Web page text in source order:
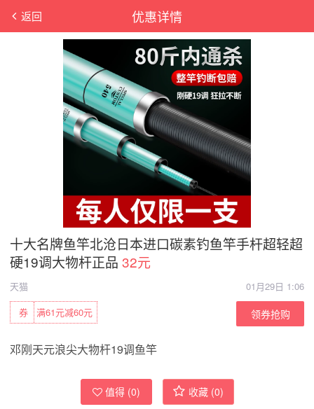
优惠详情
返回
十大名牌鱼竿北沧日本进口碳素钓鱼竿手杆超轻超
硬19调大物杆正品 32元
天猫
01月29日 1:06
满61元减60元
券 领券抢购
邓刚天元浪尖大物杆19调鱼竿
值得 (0) 收藏 (0)